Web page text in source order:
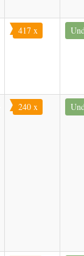
417 x
240 x